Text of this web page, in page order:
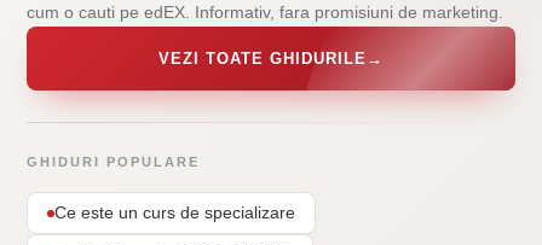
cum o cauti pe edEX. Informativ, fara promisiuni de marketing.
VEZI TOATE GHIDURILE →
GHIDURI POPULARE
Ce este un curs de specializare